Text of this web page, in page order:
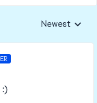
Replies sorted
Newest